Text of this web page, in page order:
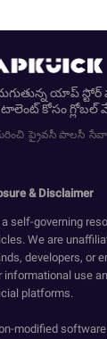
యాప్
కోసం గ్లోబల్
ప్రైవసీ పాలసీ సేవా
& Disclaimer
self-governing
We are
developers, or
informational use
platforms.
modified